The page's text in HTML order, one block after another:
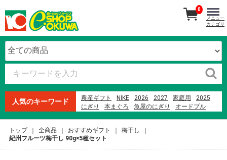
人気のキーワード 農産ギフト NIKE 2026 2027 家庭用
2025
にぎり
本まぐろ 魚屋のにぎり
オードブル
メロン
オークワプレミアム
0
メニュー
カテゴリ
トップ 全商品 おすすめギフト
梅干し
紀州フルーツ梅干し 90g×5種セット